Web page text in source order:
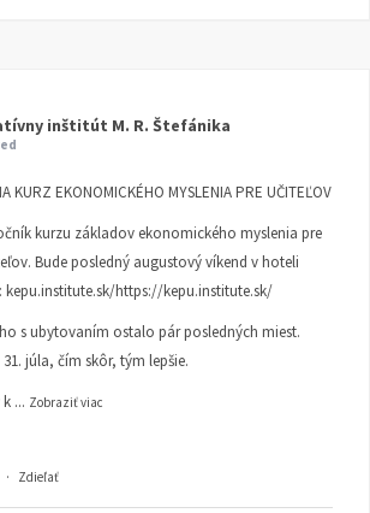
inštitút M. R. Štefánika
KURZ EKONOMICKÉHO MYSLENIA PRE UČITEĽOV
kurzu základov ekonomického myslenia pre
Bude posledný augustový víkend v hoteli
kepu.institute.sk/https://kepu.institute.sk/
s ubytovaním ostalo pár posledných miest.
júla, čím skôr, tým lepšie.
k ... Zobraziť viac
· Zdieľať